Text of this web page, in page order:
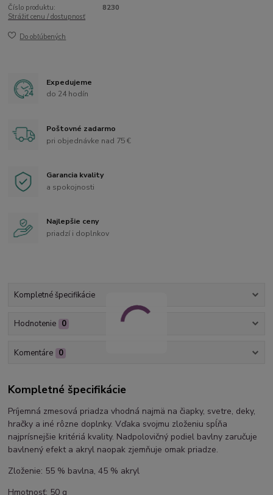
Číslo produktu:
8230
Strážiť cenu / dostupnosť
Do obľúbených
Expedujeme
do 24 hodín
Poštovné zadarmo
pri objednávke nad 75 €
Garancia kvality
a spokojnosti
Najlepšie ceny
priadzí i doplnkov
Kompletné špecifikácie
Hodnotenie 0
Komentáre 0
Kompletné špecifikácie
Príjemná zmesová priadza vhodná najmä na čiapky, svetre, deky,
hračky a iné rôzne doplnky. Vďaka svojmu zloženiu spĺňa
najprísnejšie kritériá kvality. Nadpolovičný podiel bavlny zaručuje
bavlnený efekt a akryl naopak zjemňuje omak priadze.
Zloženie: 55 % bavlna, 45 % akryl
Hmotnosť: 50 g